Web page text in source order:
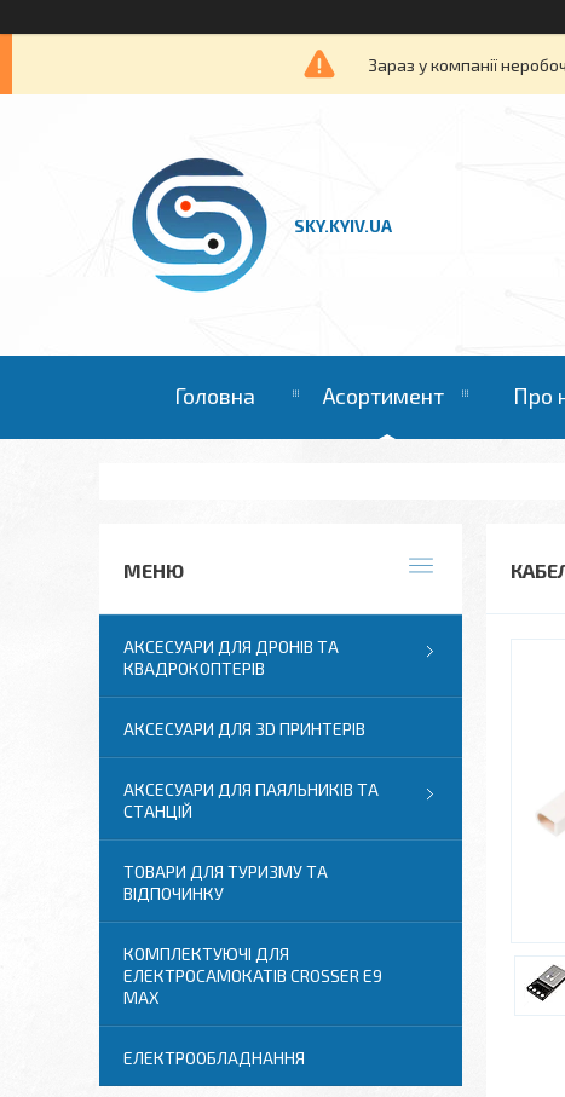
Зараз у компанії
SKY.KYIV.UA
Головна Асортимент Про
АКСЕСУАРИ ДЛЯ ДРОНІВ ТА
КВАДРОКОПТЕРІВ
АКСЕСУАРИ ДЛЯ 3D ПРИНТЕРІВ
АКСЕСУАРИ ДЛЯ ПАЯЛЬНИКІВ ТА
СТАНЦІЙ
ТОВАРИ ДЛЯ ТУРИЗМУ ТА
ВІДПОЧИНКУ
КОМПЛЕКТУЮЧІ ДЛЯ
ЕЛЕКТРОСАМОКАТІВ CROSSER E9
MAX
ЕЛЕКТРООБЛАДНАННЯ